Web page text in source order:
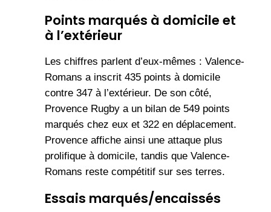
Points marqués à domicile et
à l’extérieur
Les chiffres parlent d’eux-mêmes : Valence-
Romans a inscrit 435 points à domicile
contre 347 à l’extérieur. De son côté,
Provence Rugby a un bilan de 549 points
marqués chez eux et 322 en déplacement.
Provence affiche ainsi une attaque plus
prolifique à domicile, tandis que Valence-
Romans reste compétitif sur ses terres.
Essais marqués/encaissés